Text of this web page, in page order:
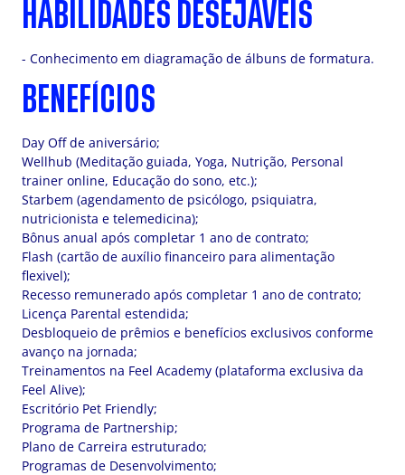
HABILIDADES DESEJÁVEIS
- Conhecimento em diagramação de álbuns de formatura.
BENEFÍCIOS
Day Off de aniversário;
Wellhub (Meditação guiada, Yoga, Nutrição, Personal
trainer online, Educação do sono, etc.);
Starbem (agendamento de psicólogo, psiquiatra,
nutricionista e telemedicina);
Bônus anual após completar 1 ano de contrato;
Flash (cartão de auxílio financeiro para alimentação
flexivel);
Recesso remunerado após completar 1 ano de contrato;
Licença Parental estendida;
Desbloqueio de prêmios e benefícios exclusivos conforme
avanço na jornada;
Treinamentos na Feel Academy (plataforma exclusiva da
Feel Alive);
Escritório Pet Friendly;
Programa de Partnership;
Plano de Carreira estruturado;
Programas de Desenvolvimento;